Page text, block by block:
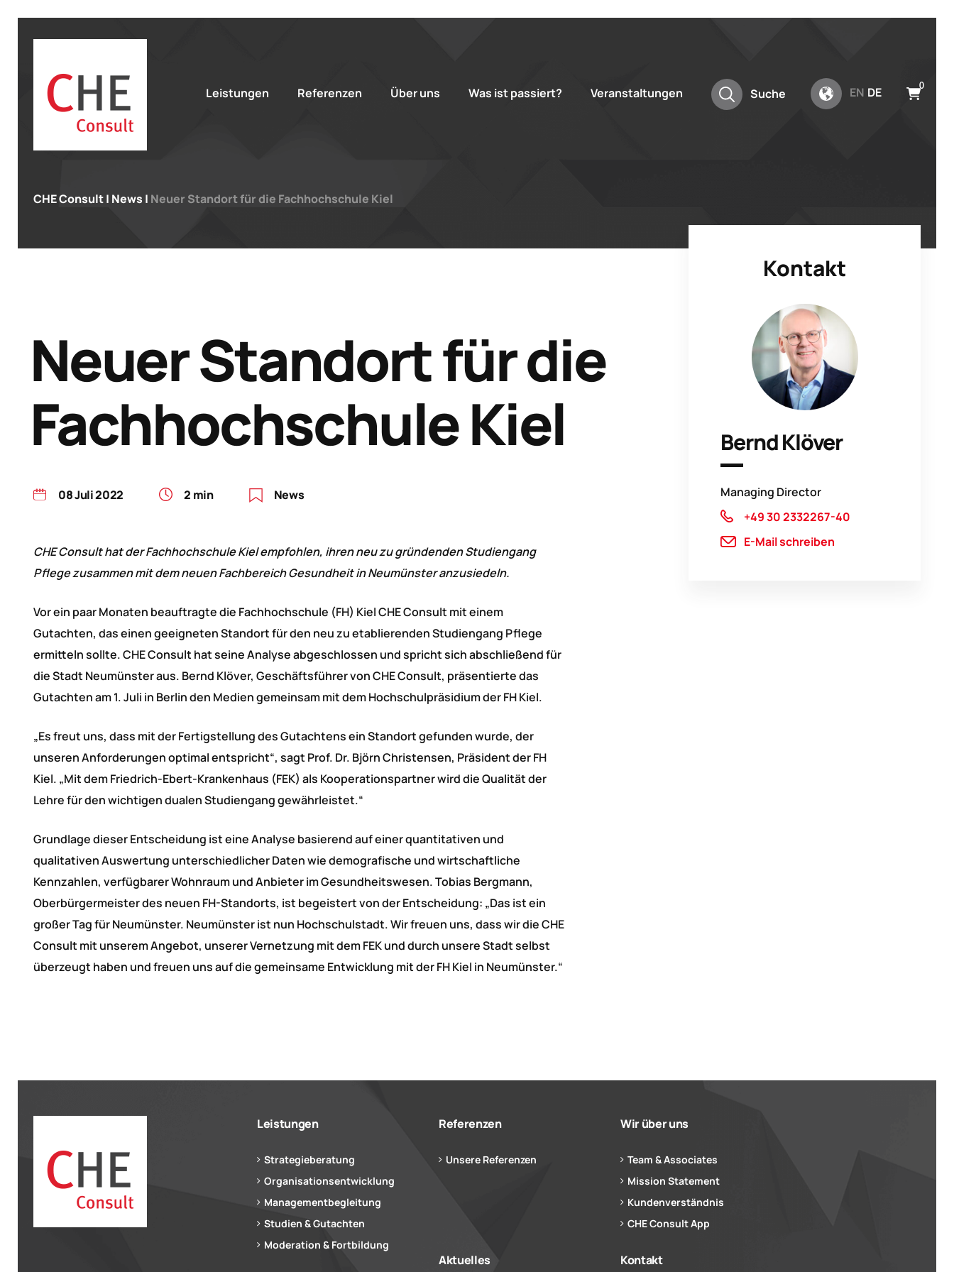
Leistungen Referenzen Über uns Was ist passiert? Veranstaltungen Suche EN DE 0
CHE Consult| News | Neuer Standort für die Fachhochschule Kiel
Neuer Standort für die
Fachhochschule Kiel
08 Juli 2022 2 min News
CHE Consult hat der Fachhochschule Kiel empfohlen, ihren neu zu gründenden Studiengang
Pflege zusammen mit dem neuen Fachbereich Gesundheit in Neumünster anzusiedeln.
Vor ein paar Monaten beauftragte die Fachhochschule (FH) Kiel CHE Consult mit einem
Gutachten, das einen geeigneten Standort für den neu zu etablierenden Studiengang Pflege
ermitteln sollte. CHE Consult hat seine Analyse abgeschlossen und spricht sich abschließend für
die Stadt Neumünster aus. Bernd Klöver, Geschäftsführer von CHE Consult, präsentierte das
Gutachten am 1. Juli in Berlin den Medien gemeinsam mit dem Hochschulpräsidium der FH Kiel.
„Es freut uns, dass mit der Fertigstellung des Gutachtens ein Standort gefunden wurde, der
unseren Anforderungen optimal entspricht“, sagt Prof. Dr. Björn Christensen, Präsident der FH
Kiel. „Mit dem Friedrich-Ebert-Krankenhaus (FEK) als Kooperationspartner wird die Qualität der
Lehre für den wichtigen dualen Studiengang gewährleistet.“
Grundlage dieser Entscheidung ist eine Analyse basierend auf einer quantitativen und
qualitativen Auswertung unterschiedlicher Daten wie demografische und wirtschaftliche
Kennzahlen, verfügbarer Wohnraum und Anbieter im Gesundheitswesen. Tobias Bergmann,
Oberbürgermeister des neuen FH-Standorts, ist begeistert von der Entscheidung: „Das ist ein
großer Tag für Neumünster. Neumünster ist nun Hochschulstadt. Wir freuen uns, dass wir die CHE
Consult mit unserem Angebot, unserer Vernetzung mit dem FEK und durch unsere Stadt selbst
überzeugt haben und freuen uns auf die gemeinsame Entwicklung mit der FH Kiel in Neumünster.“
Kontakt
Bernd Klöver
Managing Director
+49 30 2332267-40
E-Mail schreiben
Leistungen
Strategieberatung
Organisationsentwicklung
Managementbegleitung
Studien & Gutachten
Moderation & Fortbildung
Referenzen
Unsere Referenzen
Wir über uns
Team & Associates
Mission Statement
Kundenverständnis
CHE Consult App
Aktuelles Kontakt